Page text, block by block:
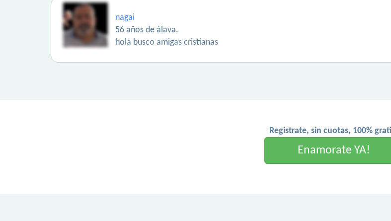
nagai
56 años de álava.
hola busco amigas cristianas
Registrate, sin cuotas, 100%
Enamorate YA!